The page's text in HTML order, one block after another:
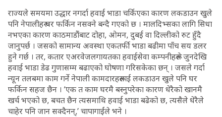
राज्यले समयमा उद्धार नगर्दा हवाई भाडा चर्किएका कारण लकडाउन खुले
पनि नेपालीहरू घर फर्किन नसक्ने बन्दै गएको छ । मालदिभ्सका लागि सिधा
नभएका कारण काठमाडौंबाट दोहा, ओमन, दुबई वा दिल्लीको रुट हुँदै
जानुपर्छ । जसको सामान्य अवस्था एकतर्फी भाडा बढीमा पाँच सय डलर
हुने गर्छ । तर, कतार एअरवेजलगायतका हवाईसेवा कम्पनीहरूले जुनदेखि
हवाई भाडा डेढ गुणासम्म बढाएको घोषणा गरिसकेका छन् । जसले गर्दा
न्यून तलबमा काम गर्ने नेपाली कामदारहरूलाई लकडाउन खुले पनि घर
फर्किन सहज छैन । ‘एक त काम घरमै बस्नुपरेका कारण धेरैको खानमै
खर्च भएको छ, बचत छैन त्यसमाथि हवाई भाडा बढेको छ, त्यसैले धेरैले
चाहेर पनि जान सक्दैनन्,’ चापागाईंले भने ।